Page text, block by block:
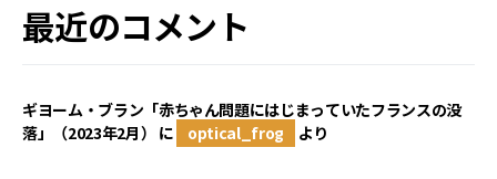
最近のコメント
ギヨーム・ブラン「赤ちゃん問題にはじまっていたフランスの没
落」（2023年2月） に optical_frog より